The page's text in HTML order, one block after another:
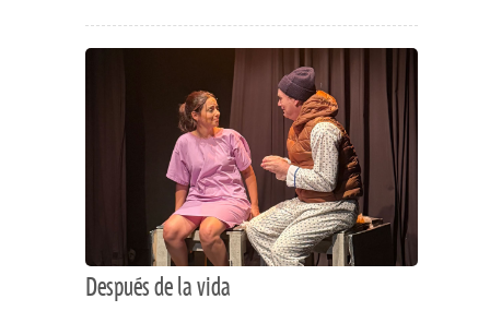
Después de la vida